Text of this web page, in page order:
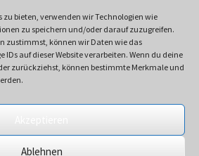
zu bieten, verwenden wir Technologien wie
zu speichern und/oder darauf zuzugreifen.
zustimmst, können wir Daten wie das
auf dieser Website verarbeiten. Wenn du deine
zurückziehst, können bestimmte Merkmale und
Ablehnen
akzeptieren Sie unsere